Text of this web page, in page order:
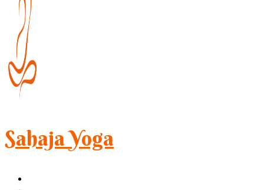
Sahaja Yoga